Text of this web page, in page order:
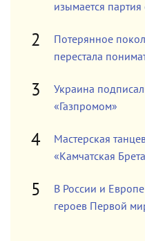
изымается
Потерянное
перестала
Украина
«Газпромом»
Мастерская
«Камчатская
В России и
героев Первой